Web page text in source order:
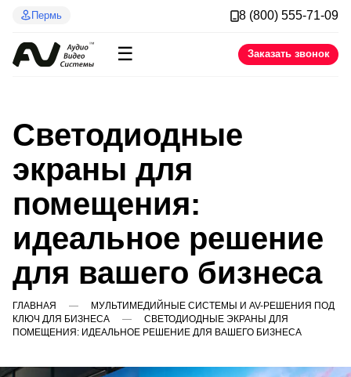
Пермь 8 (800) 555-71-09
☰ Заказать звонок
Светодиодные
экраны для
помещения:
идеальное решение
для вашего бизнеса
ГЛАВНАЯ
МУЛЬТИМЕДИЙНЫЕ СИСТЕМЫ И AV-РЕШЕНИЯ ПОД
КЛЮЧ ДЛЯ БИЗНЕСА
СВЕТОДИОДНЫЕ ЭКРАНЫ ДЛЯ
ПОМЕЩЕНИЯ: ИДЕАЛЬНОЕ РЕШЕНИЕ ДЛЯ ВАШЕГО БИЗНЕСА